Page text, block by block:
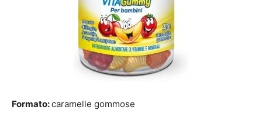
Formato:caramelle gommose